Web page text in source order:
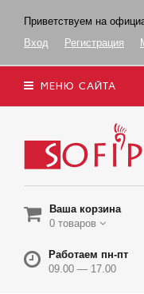
Приветствуем на
Вход
Регистрация
МЕНЮ САЙТА
Ваша корзина
0 товаров
Работаем пн-пт
09.00 — 17.00